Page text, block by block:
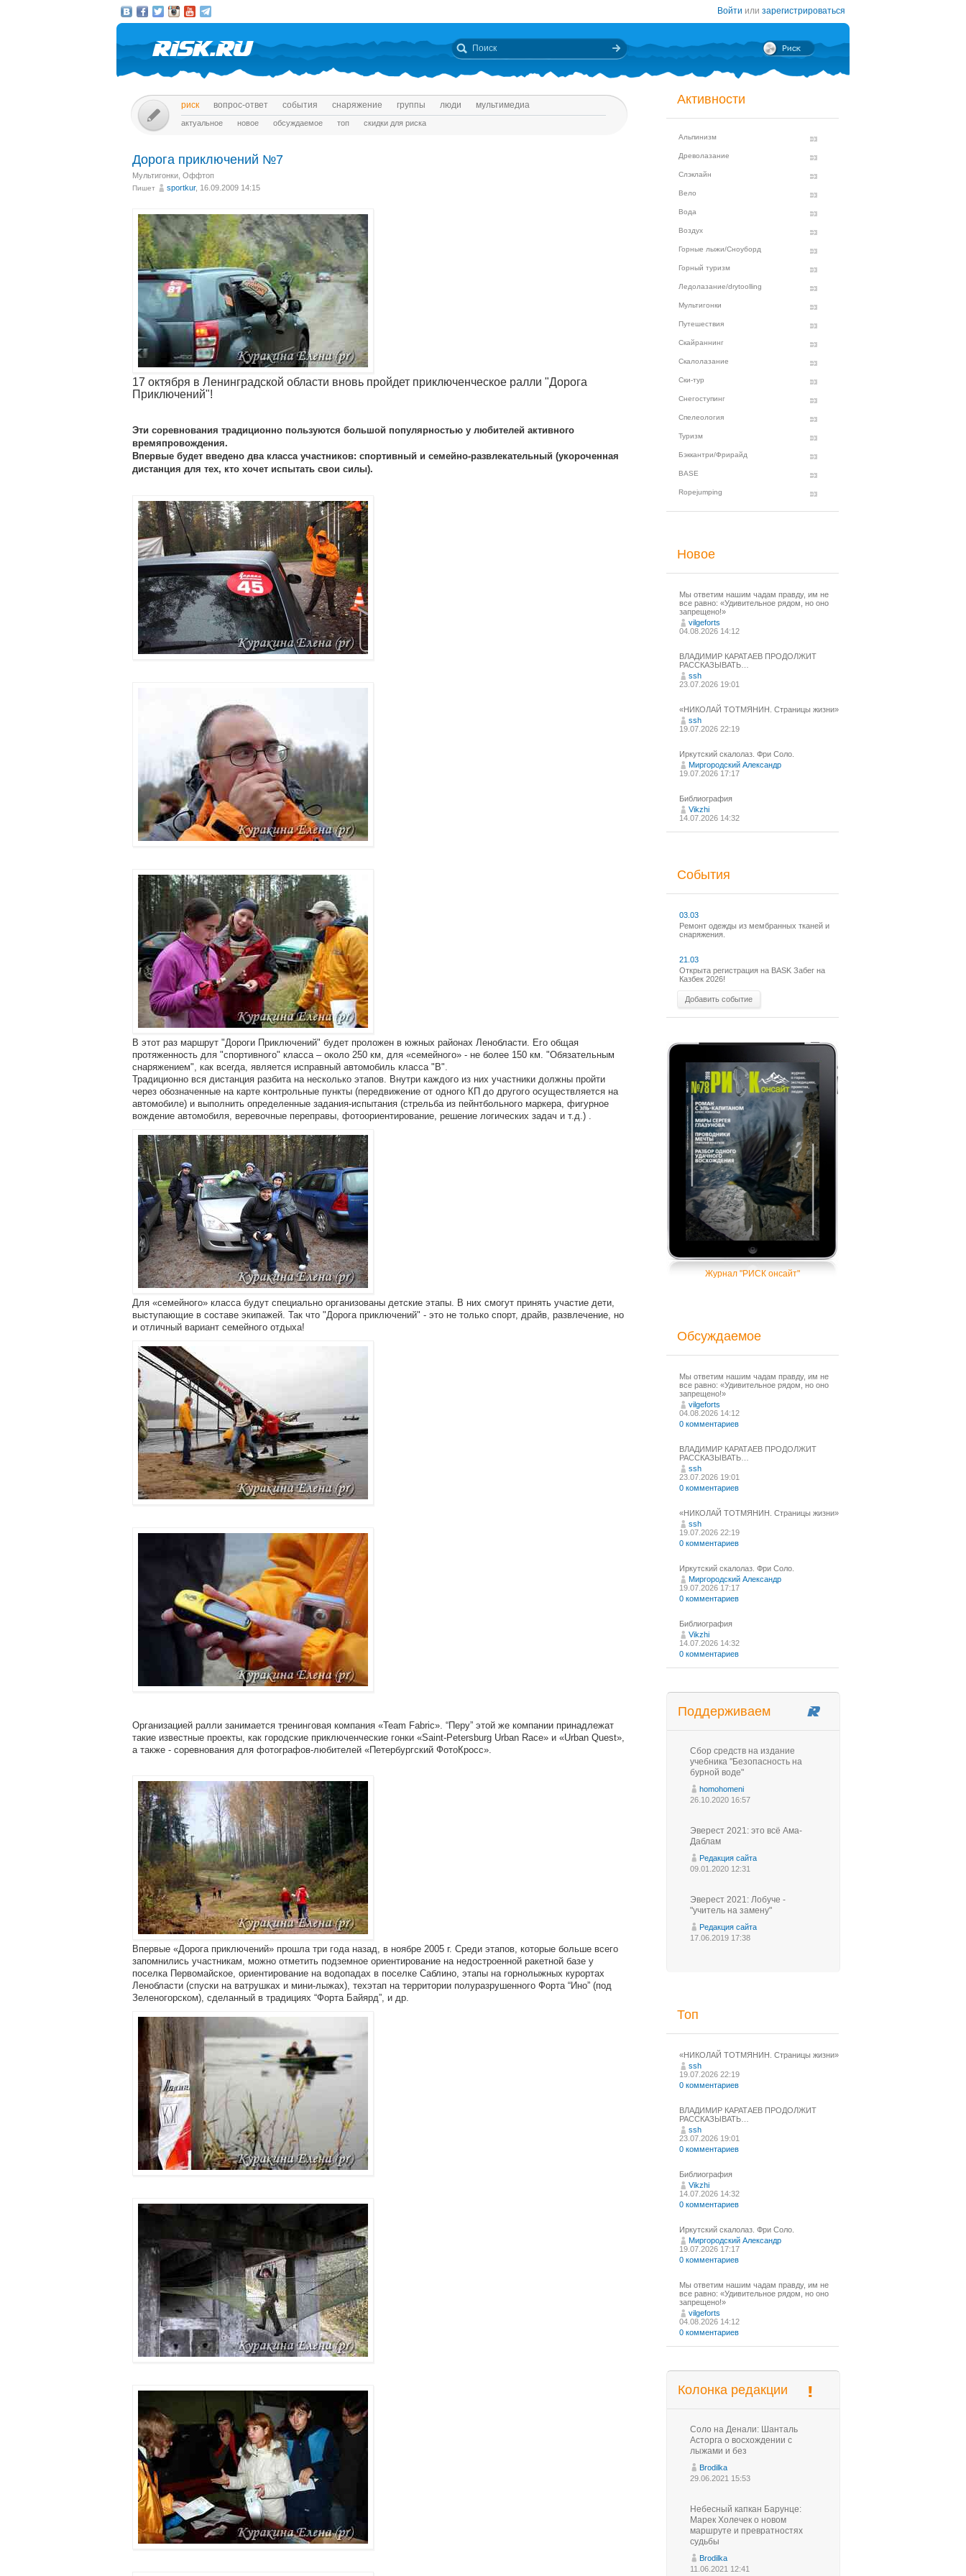
Войти или зарегистрироваться
риск вопрос-ответ события снаряжение группы люди мультимедиа
актуальное новое обсуждаемое топ скидки для риска
Дорога приключений №7
Мультигонки Оффтоп
Пишет sportkur, 16.09.2009 14:15
17 октября в Ленинградской области вновь пройдет приключенческое ралли "Дорога
Приключений"!
Эти соревнования традиционно пользуются большой популярностью у любителей активного
времяпровождения.
Впервые будет введено два класса участников: спортивный и семейно-развлекательный (укороченная
дистанция для тех, кто хочет испытать свои силы).
В этот раз маршрут "Дороги Приключений" будет проложен в южных районах Ленобласти. Его общая
протяженность для "спортивного" класса – около 250 км, для «семейного» - не более 150 км. "Обязательным
снаряжением", как всегда, является исправный автомобиль класса "В".
Традиционно вся дистанция разбита на несколько этапов. Внутри каждого из них участники должны пройти
через обозначенные на карте контрольные пункты (передвижение от одного КП до другого осуществляется на
автомобиле) и выполнить определенные задания-испытания (стрельба из пейнтбольного маркера, фигурное
вождение автомобиля, веревочные переправы, фотоориентирование, решение логических задач и т.д.) .
Для «семейного» класса будут специально организованы детские этапы. В них смогут принять участие дети,
выступающие в составе экипажей. Так что "Дорога приключений" - это не только спорт, драйв, развлечение, но
и отличный вариант семейного отдыха!
Организацией ралли занимается тренинговая компания «Team Fabric». “Перу” этой же компании принадлежат
такие известные проекты, как городские приключенческие гонки «Saint-Petersburg Urban Race» и «Urban Quest»,
а также - соревнования для фотографов-любителей «Петербургский ФотоКросс».
Впервые «Дорога приключений» прошла три года назад, в ноябре 2005 г. Среди этапов, которые больше всего
запомнились участникам, можно отметить подземное ориентирование на недостроенной ракетной базе у
поселка Первомайское, ориентирование на водопадах в поселке Саблино, этапы на горнолыжных курортах
Ленобласти (спуски на ватрушках и мини-лыжах), техэтап на территории полуразрушенного Форта “Ино” (под
Зеленогорском), сделанный в традициях “Форта Байярд”, и др.
Активности
Альпинизм
Древолазание
Слэклайн
Вело
Вода
Воздух
Горные лыжи/Сноуборд
Горный туризм
Ледолазание/drytoolling
Мультигонки
Путешествия
Скайраннинг
Скалолазание
Ски-тур
Снегоступинг
Спелеология
Туризм
Бэккантри/Фрирайд
BASE
Ropejumping
Новое
Мы ответим нашим чадам правду, им не
все равно: «Удивительное рядом, но оно
запрещено!»
vilgeforts
04.08.2026 14:12
ВЛАДИМИР КАРАТАЕВ ПРОДОЛЖИТ
РАССКАЗЫВАТЬ…
ssh
23.07.2026 19:01
«НИКОЛАЙ ТОТМЯНИН. Страницы жизни»
ssh
19.07.2026 22:19
Иркутский скалолаз. Фри Соло.
Миргородский Александр
19.07.2026 17:17
Библиография
Vikzhi
14.07.2026 14:32
События
03.03
Ремонт одежды из мембранных тканей и
снаряжения.
21.03
Открыта регистрация на BASK Забег на
Казбек 2026!
Добавить событие
Журнал "РИСК онсайт"
Обсуждаемое
Мы ответим нашим чадам правду, им не
все равно: «Удивительное рядом, но оно
запрещено!»
vilgeforts
04.08.2026 14:12
0 комментариев
ВЛАДИМИР КАРАТАЕВ ПРОДОЛЖИТ
РАССКАЗЫВАТЬ…
ssh
23.07.2026 19:01
0 комментариев
«НИКОЛАЙ ТОТМЯНИН. Страницы жизни»
ssh
19.07.2026 22:19
0 комментариев
Иркутский скалолаз. Фри Соло.
Миргородский Александр
19.07.2026 17:17
0 комментариев
Библиография
Vikzhi
14.07.2026 14:32
0 комментариев
Поддерживаем
Сбор средств на издание
учебника "Безопасность на
бурной воде"
homohomeni
26.10.2020 16:57
Эверест 2021: это всё Ама-
Даблам
Редакция сайта
09.01.2020 12:31
Эверест 2021: Лобуче -
"учитель на замену"
Редакция сайта
17.06.2019 17:38
Топ
«НИКОЛАЙ ТОТМЯНИН. Страницы жизни»
ssh
19.07.2026 22:19
0 комментариев
ВЛАДИМИР КАРАТАЕВ ПРОДОЛЖИТ
РАССКАЗЫВАТЬ…
ssh
23.07.2026 19:01
0 комментариев
Библиография
Vikzhi
14.07.2026 14:32
0 комментариев
Иркутский скалолаз. Фри Соло.
Миргородский Александр
19.07.2026 17:17
0 комментариев
Мы ответим нашим чадам правду, им не
все равно: «Удивительное рядом, но оно
запрещено!»
vilgeforts
04.08.2026 14:12
0 комментариев
Колонка редакции
Соло на Денали: Шанталь
Асторга о восхождении с
лыжами и без
Brodilka
29.06.2021 15:53
Небесный капкан Барунце:
Марек Холечек о новом
маршруте и превратностях
судьбы
Brodilka
11.06.2021 12:41